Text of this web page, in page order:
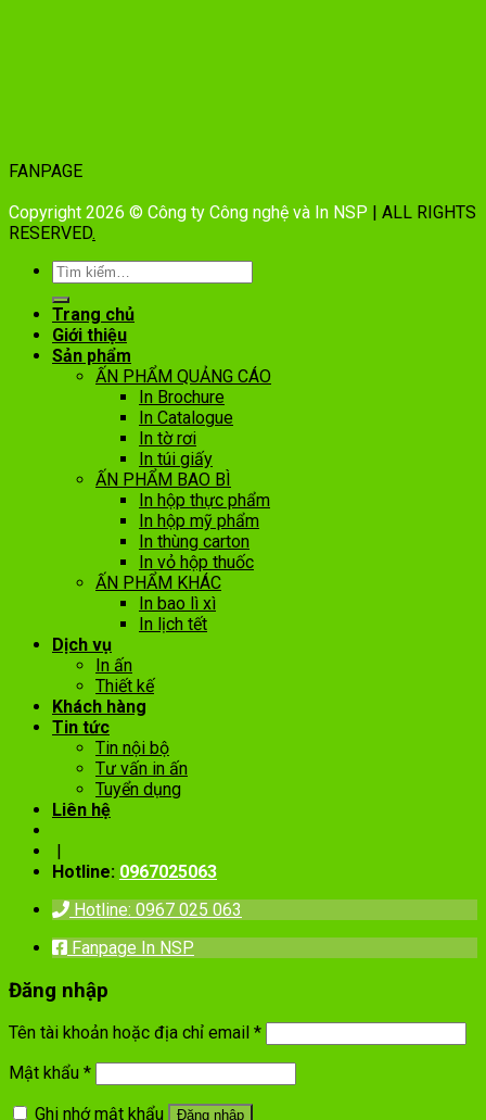
FANPAGE
Copyright 2026 © Công ty Công nghệ và In NSP | ALL RIGHTS
RESERVED.
Trang chủ
Giới thiệu
Sản phẩm
ẤN PHẨM QUẢNG CÁO
In Brochure
In Catalogue
In tờ rơi
In túi giấy
ẤN PHẨM BAO BÌ
In hộp thực phẩm
In hộp mỹ phẩm
In thùng carton
In vỏ hộp thuốc
ẤN PHẨM KHÁC
In bao lì xì
In lịch tết
Dịch vụ
In ấn
Thiết kế
Khách hàng
Tin tức
Tin nội bộ
Tư vấn in ấn
Tuyển dụng
Liên hệ
|
Hotline: 0967025063
Hotline: 0967 025 063
Fanpage In NSP
Đăng nhập
Tên tài khoản hoặc địa chỉ email *
Mật khẩu *
Ghi nhớ mật khẩu
Đăng nhập